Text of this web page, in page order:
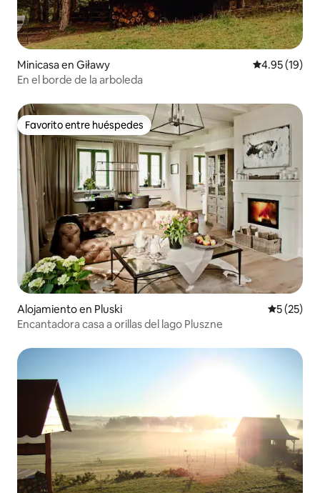
Minicasa en Giławy Calificación
4.95 (19)
En el borde de la arboleda
Favorito entre huéspedes
Favorito entre huéspedes
Alojamiento en Pluski
5 (25)
Encantadora casa a orillas del lago Pluszne